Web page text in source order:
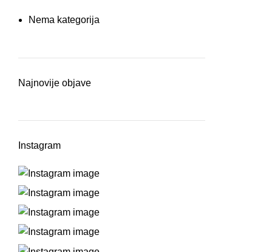
Nema kategorija
Najnovije objave
Instagram